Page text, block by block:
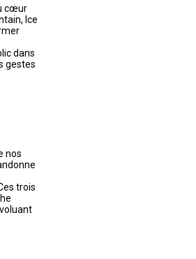
cœur
Ice
dans
gestes
nos
trois